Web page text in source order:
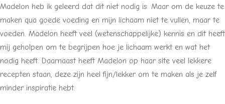
Madelon heb ik geleerd dat dit niet nodig is. Maar om de keuze te
maken qua goede voeding en mijn lichaam niet te vullen, maar te
voeden. Madelon heeft veel (wetenschappelijke) kennis en dit heeft
mij geholpen om te begrijpen hoe je lichaam werkt en wat het
nodig heeft. Daarnaast heeft Madelon op haar site veel lekkere
recepten staan, deze zijn heel fijn/lekker om te maken als je zelf
minder inspiratie hebt.